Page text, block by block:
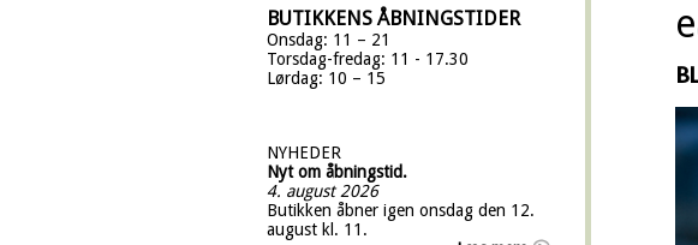
BUTIKKENS ÅBNINGSTIDER
Onsdag: 11 – 21
Torsdag-fredag: 11 - 17.30
Lørdag: 10 – 15
NYHEDER
Nyt om åbningstid.
4. august 2026
Butikken åbner igen onsdag den 12.
august kl. 11.